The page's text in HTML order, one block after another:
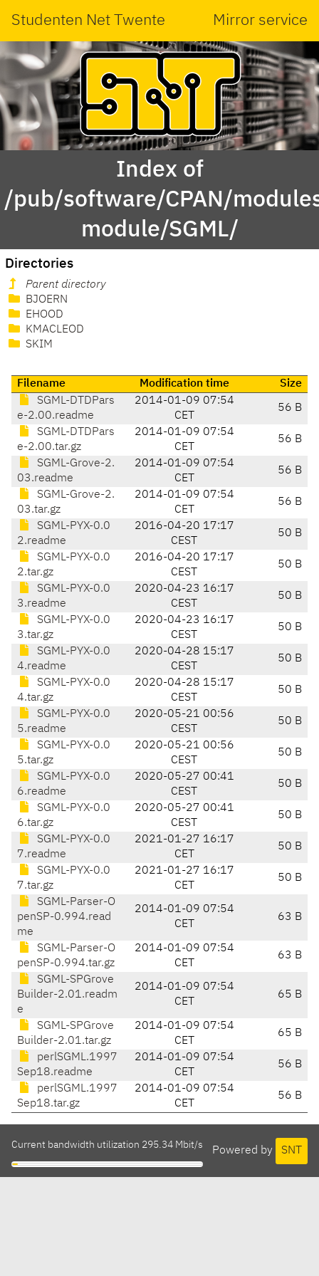
Studenten Net Twente Mirror service
Index of
/pub/software/CPAN/
module/SGML/
Directories
Parent directory
BJOERN
EHOOD
KMACLEOD
SKIM
Filename Modification time
Size
SGML-DTDPars
e-2.00.readme
2014-01-09 07:54
CET
56 B
SGML-DTDPars
e-2.00.tar.gz
2014-01-09 07:54
CET
56 B
SGML-Grove-2.
03.readme
2014-01-09 07:54
CET
56 B
SGML-Grove-2.
03.tar.gz
2014-01-09 07:54
CET
56 B
SGML-PYX-0.0
2.readme
2016-04-20 17:17
CEST
50 B
SGML-PYX-0.0
2.tar.gz
2016-04-20 17:17
CEST
50 B
SGML-PYX-0.0
3.readme
2020-04-23 16:17
CEST
50 B
SGML-PYX-0.0
3.tar.gz
2020-04-23 16:17
CEST
50 B
SGML-PYX-0.0
4.readme
2020-04-28 15:17
CEST
50 B
SGML-PYX-0.0
4.tar.gz
2020-04-28 15:17
CEST
50 B
SGML-PYX-0.0
5.readme
2020-05-21 00:56
CEST
50 B
SGML-PYX-0.0
5.tar.gz
2020-05-21 00:56
CEST
50 B
SGML-PYX-0.0
6.readme
2020-05-27 00:41
CEST
50 B
SGML-PYX-0.0
6.tar.gz
2020-05-27 00:41
CEST
50 B
SGML-PYX-0.0
7.readme
2021-01-27 16:17
CET
50 B
SGML-PYX-0.0
7.tar.gz
2021-01-27 16:17
CET
50 B
SGML-Parser-O
penSP-0.994.read
me
2014-01-09 07:54
CET
63 B
SGML-Parser-O
penSP-0.994.tar.gz
2014-01-09 07:54
CET
63 B
SGML-SPGrove
Builder-2.01.readm
e
2014-01-09 07:54
CET
65 B
SGML-SPGrove
Builder-2.01.tar.gz
2014-01-09 07:54
CET
65 B
perlSGML.1997
Sep18.readme
2014-01-09 07:54
CET
56 B
perlSGML.1997
Sep18.tar.gz
2014-01-09 07:54
CET
56 B
Powered by SNT
Current bandwidth utilization 295.34 Mbit/s